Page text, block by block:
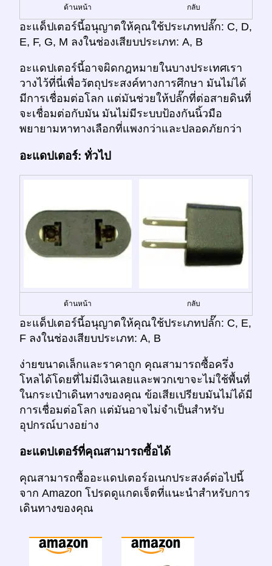
ด้านหน้า กลับ
อะแด็ปเตอร์นี้อนุญาตให้คุณใช้ประเภทปลั๊ก: C, D,
E, F, G, M ลงในช่องเสียบประเภท: A, B
อะแดปเตอร์นี้อาจผิดกฎหมายในบางประเทศเรา
วางไว้ที่นี่เพื่อวัตถุประสงค์ทางการศึกษา มันไม่ได้
มีการเชื่อมต่อโลก แต่มันช่วยให้ปลั๊กที่ต่อสายดินที่
จะเชื่อมต่อกับมัน มันไม่มีระบบป้องกันนิ้วมือ
พยายามหาทางเลือกที่แพงกว่าและปลอดภัยกว่า
อะแดปเตอร์: ทั่วไป
ด้านหน้า กลับ
อะแด็ปเตอร์นี้อนุญาตให้คุณใช้ประเภทปลั๊ก: C, E,
F ลงในช่องเสียบประเภท: A, B
ง่ายขนาดเล็กและราคาถูก คุณสามารถซื้อครึ่ง
โหลได้โดยที่ไม่มีเงินเลยและพวกเขาจะไม่ใช้พื้นที่
ในกระเป๋าเดินทางของคุณ ข้อเสียเปรียบมันไม่ได้มี
การเชื่อมต่อโลก แต่มันอาจไม่จำเป็นสำหรับ
อุปกรณ์บางอย่าง
อะแดปเตอร์ที่คุณสามารถซื้อได้
คุณสามารถซื้ออะแดปเตอร์อเนกประสงค์ต่อไปนี้
จาก Amazon โปรดดูแกดเจ็ตที่แนะนำสำหรับการ
เดินทางของคุณ